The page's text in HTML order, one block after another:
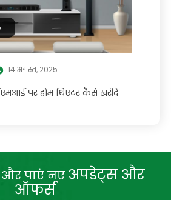
14 अगस्त, 2025
पर होम थिएटर कैसे खरीदें
पाएं नए अपडेट्स और
ऑफर्स